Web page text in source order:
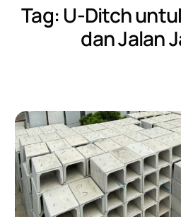
Tag: U-Ditch
dan Jalan